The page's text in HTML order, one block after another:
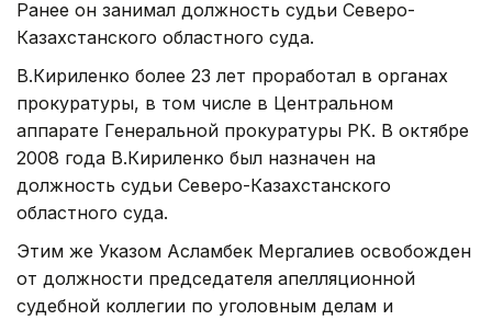
Ранее он занимал должность судьи Северо-
Казахстанского областного суда.
В.Кириленко более 23 лет проработал в органах
прокуратуры, в том числе в Центральном
аппарате Генеральной прокуратуры РК. В октябре
2008 года В.Кириленко был назначен на
должность судьи Северо-Казахстанского
областного суда.
Этим же Указом Асламбек Мергалиев освобожден
от должности председателя апелляционной
судебной коллегии по уголовным делам и